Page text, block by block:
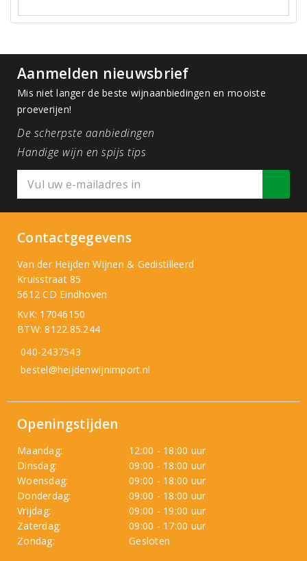
Aanmelden nieuwsbrief
Mis niet langer de beste wijnaanbiedingen en mooiste
proeverijen!
De scherpste aanbiedingen
Handige wijn en spijs tips
Contactgegevens
Van der Heijden Wijnen & Gedistilleerd
Kruisstraat 85
5612 CD Eindhoven
KvK: 17046150
BTW: 8122.85.244
040-2437543
bestel@heijdenwijnimport.nl
Openingstijden
Maandag:
12:00 - 18:00 uur
Dinsdag:
09:00 - 18:00 uur
Woensdag:
09:00 - 18:00 uur
Donderdag:
09:00 - 18:00 uur
Vrijdag:
09:00 - 19:00 uur
Zaterdag:
09:00 - 17:00 uur
Zondag:
Gesloten